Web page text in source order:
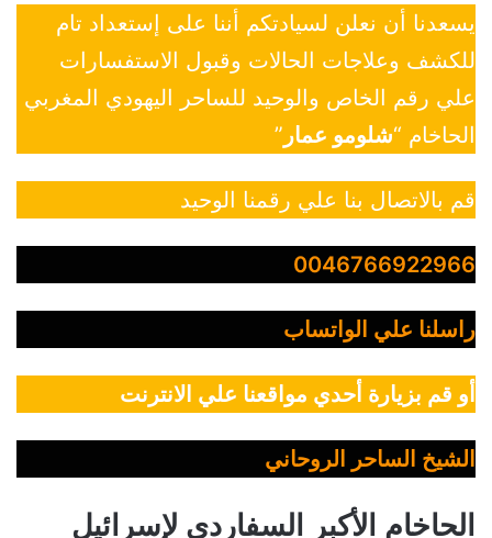
يسعدنا أن نعلن لسيادتكم أننا على إستعداد تام
للكشف وعلاجات الحالات وقبول الاستفسارات
علي رقم الخاص والوحيد للساحر اليهودي المغربي
الحاخام “شلومو عمار ”
قم بالاتصال بنا علي رقمنا الوحيد
0046766922966
راسلنا علي الواتساب
أو قم بزيارة أحدي مواقعنا علي الانترنت
الشيخ الساحر الروحاني
الحاخام الأكبر السفاردي لإسرائيل